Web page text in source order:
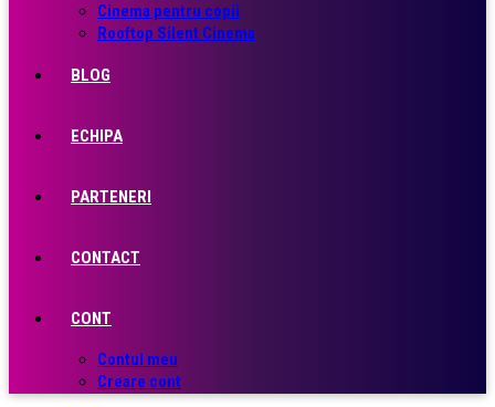
Cinema pentru copii
Rooftop Silent Cinema
BLOG
ECHIPA
PARTENERI
CONTACT
CONT
Contul meu
Creare cont